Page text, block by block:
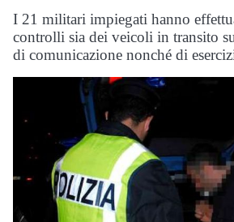
I 21 militari impiegati hanno
controlli sia dei veicoli in transito
di comunicazione nonché di